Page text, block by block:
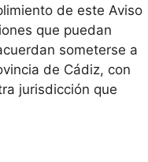
de este Aviso
que puedan
someterse a
de Cádiz, con
jurisdicción que